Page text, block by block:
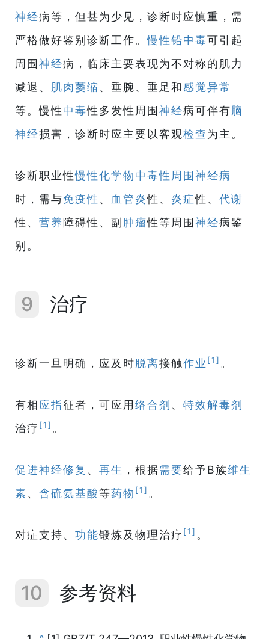
神经病等，但甚为少见，诊断时应慎重，需
严格做好鉴别诊断工作。慢性铅中毒可引起
周围 神经病，临床主要表现为不对称的肌力
减退、 肌肉萎缩 、垂腕、垂足和感觉异常
等。慢性中毒性多发性周围 神经病可伴有脑
神经损害，诊断时应主要以客观检查为主。
诊断职业性慢性化学物中毒性周围神经病
时，需与免疫性 、 血管炎性、 炎症性、 代谢
性、 营养 障碍性、副 肿瘤性等周围 神经病鉴
别。
9 治疗
诊断一旦明确，应及时脱离接触作业 [1] 。
有相应指征者，可应用 络合剂 、 特效解毒剂
治疗 [1] 。
促进神经修复 、 再生 ，根据需要给予B族维生
素、 含硫氨基酸等药物 [1] 。
对症支持、 功能锻炼及物理治疗 [1] 。
10 参考资料